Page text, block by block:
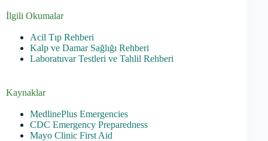
İlgili Okumalar
Acil Tıp Rehberi
Kalp ve Damar Sağlığı Rehberi
Laboratuvar Testleri ve Tahlil Rehberi
Kaynaklar
MedlinePlus Emergencies
CDC Emergency Preparedness
Mayo Clinic First Aid